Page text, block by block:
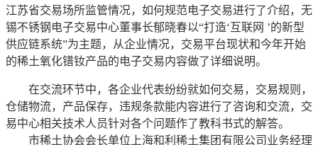
江苏省交易场所监管情况，如何规范电子交易进行了介绍，无
锡不锈钢电子交易中心董事长郁晓春以“打造‘互联网 ’的新型
供应链系统”为主题，从企业情况，交易平台现状和今年开始
的稀土氧化镨钕产品的电子交易内容做了详细说明。
在交流环节中，各企业代表纷纷就如何交易，交易规则，
仓储物流，产品保存，违规条款能内容进行了咨询和交流，交
易中心相关技术人员针对各个问题作了教科书式的解答。
市稀土协会会长单位上海和利稀土集团有限公司业务经理